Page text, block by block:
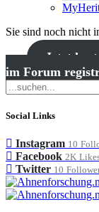
Sie sind noch nicht
Jetzt
im Forum
Social Links
Instagram 10
Facebook 2K
Twitter 10